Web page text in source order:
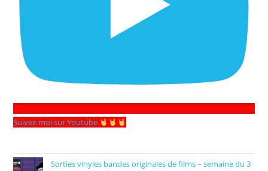
Suivez-moi sur Youtube
Sorties vinyles bandes originales de films – semaine du 3